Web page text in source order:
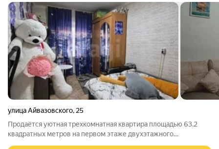
улица Айвазовского, 25
Продаётся уютная трехкомнатная квартира площадью 63.2
квадратных метров на первом этаже двухэтажного